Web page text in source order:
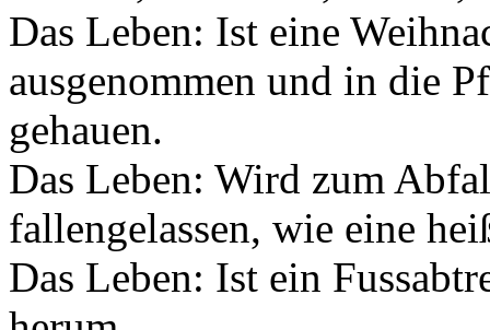
Das Leben: Ist eine
ausgenommen und in die
gehauen.
Das Leben: Wird zum
fallengelassen, wie eine
Das Leben: Ist ein